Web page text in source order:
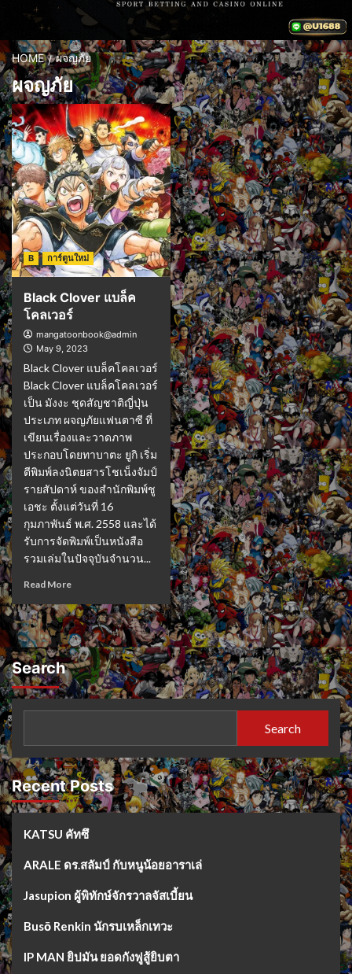
HOME ผจญภัย
ผจญภัย
B การ์ตูนใหม่
Black Clover แบล็ค
โคลเวอร์
mangatoonbook@admin
May 9, 2023
Black Clover แบล็คโคลเวอร์
Black Clover แบล็คโคลเวอร์
เป็น มังงะ ชุดสัญชาติญี่ปุ่น
ประเภท ผจญภัยแฟนตาซี ที่
เขียนเรื่องและวาดภาพ
ประกอบโดยทาบาตะ ยูกิ เริ่ม
ตีพิมพ์ลงนิตยสารโชเน็งจัมป์
รายสัปดาห์ ของสำนักพิมพ์ชู
เอชะ ตั้งแต่วันที่ 16
กุมภาพันธ์ พ.ศ. 2558 และได้
รับการจัดพิมพ์เป็นหนังสือ
รวมเล่มในปัจจุบันจำนวน...
Read More
Search
Search
Recent Posts
KATSU คัทซึ
ARALE ดร.สลัมป์ กับหนูน้อยอาราเล่
Jasupion ผู้พิทักษ์จักรวาลจัสเบี้ยน
Busō Renkin นักรบเหล็กเทวะ
IP MAN ยิปมัน ยอดกังฟูสู้ยิบตา